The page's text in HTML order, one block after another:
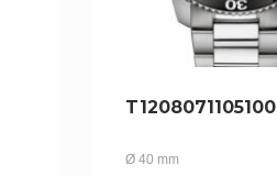
T1208071105100
Ø 40 mm